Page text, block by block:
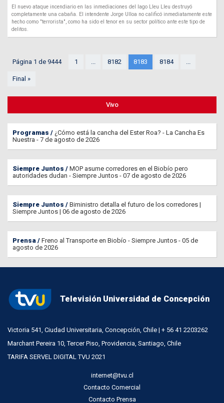
El nuevo ataque incendiario en las inmediaciones del lago Lleu Lleu destruyó
completamente una cabaña. El intendente Jorge Ulloa no calificó inmediatamente este
hecho como "terrorista", como ha sido el tenor en su sector político ante este tipo de
delitos.
Página 1 de 9444 1 ... 8182 8183 8184 ...
Final »
Vivo
Programas
¿Cómo está la cancha del Ester Roa? - La Cancha Es
Nuestra - 7 de agosto de 2026
Siempre Juntos
MOP asume corredores en el Biobío pero
autoridades dudan - Siempre Juntos - 07 de agosto de 2026
Siempre Juntos
Biministro detalla el futuro de los corredores |
Siempre Juntos | 06 de agosto de 2026
Prensa
Freno al Transporte en Biobío - Siempre Juntos - 05 de
agosto de 2026
Televisión Universidad de Concepción
Victoria 541, Ciudad Universitaria, Concepción, Chile | + 56 41 2203262
Marchant Pereira 10, Tercer Piso, Providencia, Santiago, Chile
TARIFA SERVEL DIGITAL TVU 2021
internet@tvu.cl
Contacto Comercial
Contacto Prensa